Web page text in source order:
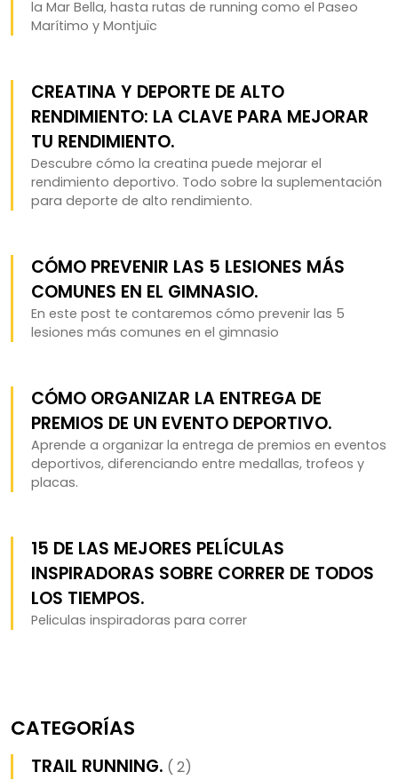
la Mar Bella, hasta rutas de running como el Paseo
Marítimo y Montjuïc
CREATINA Y DEPORTE DE ALTO
RENDIMIENTO: LA CLAVE PARA MEJORAR
TU RENDIMIENTO.
Descubre cómo la creatina puede mejorar el
rendimiento deportivo. Todo sobre la suplementación
para deporte de alto rendimiento.
CÓMO PREVENIR LAS 5 LESIONES MÁS
COMUNES EN EL GIMNASIO.
En este post te contaremos cómo prevenir las 5
lesiones más comunes en el gimnasio
CÓMO ORGANIZAR LA ENTREGA DE
PREMIOS DE UN EVENTO DEPORTIVO.
Aprende a organizar la entrega de premios en eventos
deportivos, diferenciando entre medallas, trofeos y
placas.
15 DE LAS MEJORES PELÍCULAS
INSPIRADORAS SOBRE CORRER DE TODOS
LOS TIEMPOS.
Peliculas inspiradoras para correr
CATEGORÍAS
TRAIL RUNNING. ( 2)